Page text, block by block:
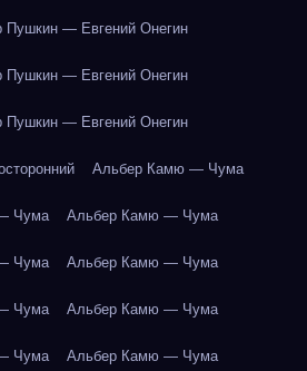
Пушкин — Евгений Онегин
Пушкин — Евгений Онегин
Пушкин — Евгений Онегин
Альбер Камю — Чума
Чума Альбер Камю — Чума
Чума Альбер Камю — Чума
Чума Альбер Камю — Чума
Чума Альбер Камю — Чума